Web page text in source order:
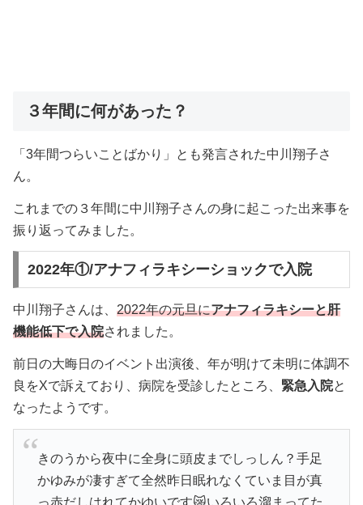
３年間に何があった？
「3年間つらいことばかり」とも発言された中川翔子さ
ん。
これまでの３年間に中川翔子さんの身に起こった出来事を
振り返ってみました。
2022年①/アナフィラキシーショックで入院
中川翔子さんは、 2022年の元旦にアナフィラキシーと肝
機能低下で入院されました。
前日の大晦日のイベント出演後、年が明けて未明に体調不
良をXで訴えており、病院を受診したところ、 緊急入院と
なったようです。
きのうから夜中に全身に頭皮までしっしん？手足
かゆみが凄すぎて全然昨日眠れなくていま目が真
っ赤だしはれてかゆいです😿いろいろ溜まってた